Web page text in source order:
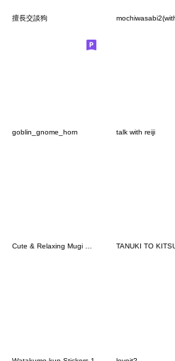
擅長交談狗
goblin_gnome_horn talk with reiji
Cute & Relaxing Mugi Stickers2